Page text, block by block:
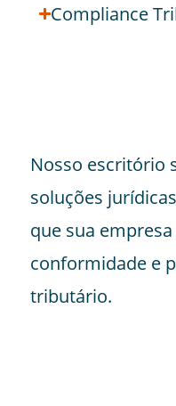
Compliance
Nosso escritório
soluções
que sua
conformidade e
tributário.